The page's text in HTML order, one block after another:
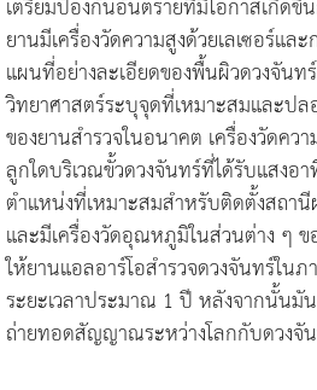
ยานมีเครื่องวัดความสูงด้วยเลเซอร์แล
แผนที่อย่างละเอียดของพื้นผิวดวงจัน
วิทยาศาสตร์ระบุจุดที่เหมาะสมและป
ของยานสำรวจในอนาคต เครื่องวัดคว
ลูกใดบริเวณขั้วดวงจันทร์ที่ได้รับแสงอ
ตำแหน่งที่เหมาะสมสำหรับติดตั้งสถา
และมีเครื่องวัดอุณหภูมิในส่วนต่าง ๆ
ให้ยานแอลอาร์โอสำรวจดวงจันทร์ใน
ระยะเวลาประมาณ 1 ปี หลังจากนั้นมั
ถ่ายทอดสัญญาณระหว่างโลกกับดวงจั